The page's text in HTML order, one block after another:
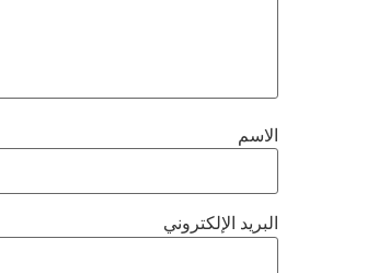
الاسم
البريد الإلكتروني